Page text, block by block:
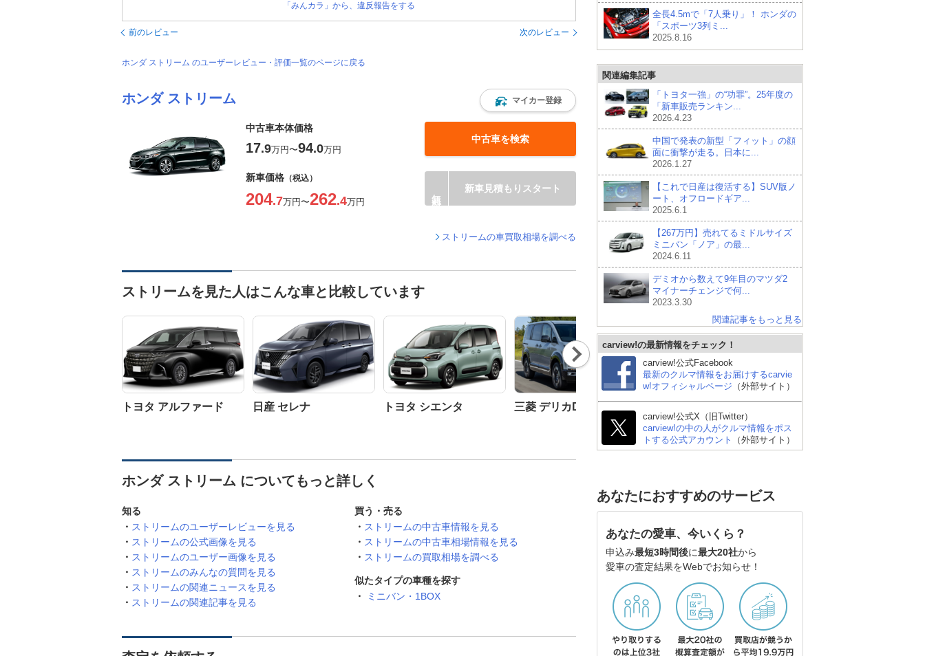
「みんカラ」から、違反報告をする
前のレビュー 次のレビュー
ホンダ ストリーム のユーザーレビュー・評価一覧のページに戻る
ホンダ ストリーム マイカー登録
中古車本体価格
17.9万円〜94.0万円
中古車を検索
新車価格 （税込）
204.7万円〜262.4万円
新車見積もりスタート
ストリームの車買取相場を調べる
ストリームを見た人はこんな車と比較しています
トヨタ アルファード 日産 セレナ トヨタ シエンタ 三菱 デリカD:5
Nex
t
ホンダ ストリーム についてもっと詳しく
知る
ストリームのユーザーレビューを見る
ストリームの公式画像を見る
ストリームのユーザー画像を見る
ストリームのみんなの質問を見る
ストリームの関連ニュースを見る
ストリームの関連記事を見る
買う・売る
ストリームの中古車情報を見る
ストリームの中古車相場情報を見る
ストリームの買取相場を調べる
似たタイプの車種を探す
ミニバン・1BOX
全長4.5mで「7人乗り」！ ホンダの
「スポーツ3列ミ...
2025.8.16
関連編集記事
「トヨタ一強」の“功罪”。25年度の
「新車販売ランキン...
2026.4.23
中国で発表の新型「フィット」の顔
面に衝撃が走る。日本に...
2026.1.27
【これで日産は復活する】SUV版ノ
ート、オフロードギア...
2025.6.1
【267万円】売れてるミドルサイズ
ミニバン「ノア」の最...
2024.6.11
デミオから数えて9年目のマツダ2
マイナーチェンジで何...
2023.3.30
関連記事をもっと見る
carview!の最新情報をチェック！
carview!公式Facebook
最新のクルマ情報をお届けするcarvie
w!オフィシャルページ （外部サイト）
carview!公式X（旧Twitter）
carview!の中の人がクルマ情報をポス
トする公式アカウント
（外部サイト）
あなたにおすすめのサービス
あなたの愛車、今いくら？
申込み最短3時間後に最大20社から
愛車の査定結果をWebでお知らせ！